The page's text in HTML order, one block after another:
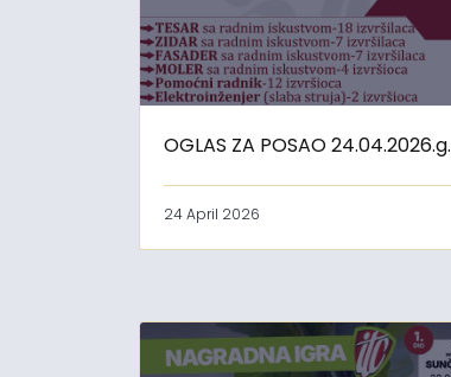
OGLAS ZA POSAO 24.04.2026.g.
24 April 2026